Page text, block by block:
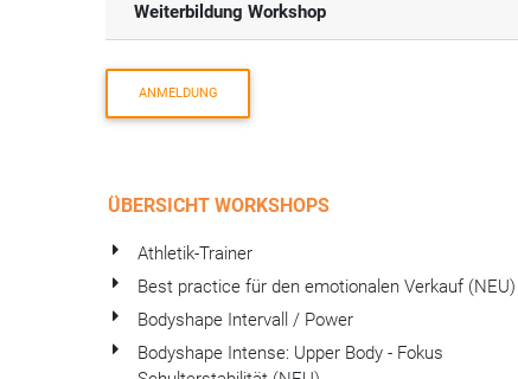
Weiterbildung Workshop
ANMELDUNG
ÜBERSICHT WORKSHOPS
Athletik-Trainer
Best practice für den emotionalen Verkauf (NEU)
Bodyshape Intervall / Power
Bodyshape Intense: Upper Body - Fokus